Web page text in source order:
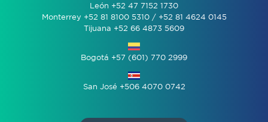
León +52 47 7152 1730
Monterrey +52 81 8100 5310 / +52 81 4624 0145
Tijuana +52 66 4873 5609
Bogotá +57 (601) 770 2999
San José +506 4070 0742